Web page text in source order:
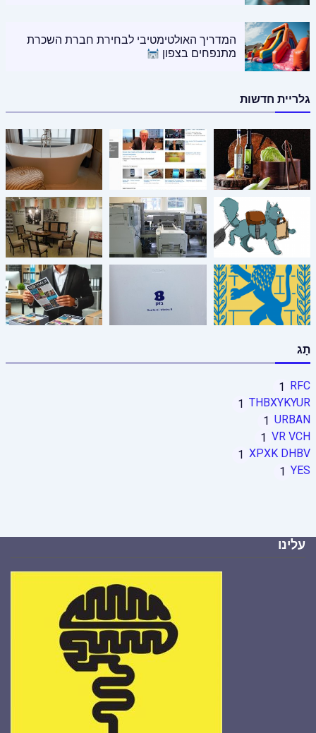
המדריך האולטימטיבי לבחירת חברת השכרת
מתנפחים בצפון
גלריית חדשות
תָג
RFC
1
THBXYKYUR
1
URBAN
1
VR VCH
1
XPXK DHBV
1
YES
1
עלינו